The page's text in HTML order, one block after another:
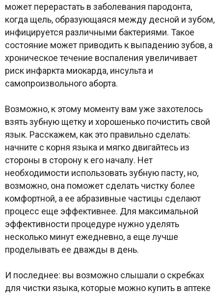
может перерастать в заболевания пародонта,
когда щель, образующаяся между десной и зубом,
инфицируется различными бактериями. Такое
состояние может приводить к выпадению зубов, а
хроническое течение воспаления увеличивает
риск инфаркта миокарда, инсульта и
самопроизвольного аборта.
Возможно, к этому моменту вам уже захотелось
взять зубную щетку и хорошенько почистить свой
язык. Расскажем, как это правильно сделать:
начните с корня языка и мягко двигайтесь из
стороны в сторону к его началу. Нет
необходимости использовать зубную пасту, но,
возможно, она поможет сделать чистку более
комфортной, а ее абразивные частицы сделают
процесс еще эффективнее. Для максимальной
эффективности процедуре нужно уделять
несколько минут ежедневно, а еще лучше
проделывать ее дважды в день.
И последнее: вы возможно слышали о скребках
для чистки языка, которые можно купить в аптеке